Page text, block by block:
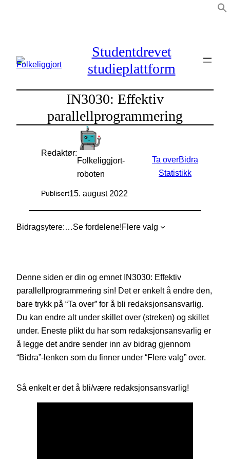
Studentdrevet
studieplattform
IN3030: Effektiv
parallellprogrammering
Redaktør:
Folkeliggjort-
roboten
Publisert15. august 2022
Ta overBidra
Statistikk
Bidragsytere: Se fordelene!Flere valg
Denne siden er din og emnet IN3030: Effektiv
parallellprogrammering sin! Det er enkelt å endre den,
bare trykk på “Ta over” for å bli redaksjonsansvarlig.
Du kan endre alt under skillet over (streken) og skillet
under. Eneste plikt du har som redaksjonsansvarlig er
å legge det andre sender inn av bidrag gjennom
“Bidra”-lenken som du finner under “Flere valg” over.
Så enkelt er det å bli/være redaksjonsansvarlig!